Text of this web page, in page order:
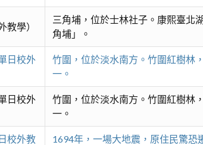
學）
三角埔，位於士林社子。康熙臺北
角埔」。
日校外
竹圍，位於淡水南方。竹圍紅樹林
一。
日校外
竹圍，位於淡水南方。竹圍紅樹林
一。
校外教
1694年，一場大地震，原住民驚恐